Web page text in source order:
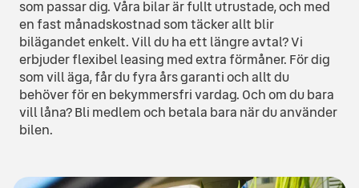
som passar dig. Våra bilar är fullt utrustade, och med
en fast månadskostnad som täcker allt blir
bilägandet enkelt. Vill du ha ett längre avtal? Vi
erbjuder flexibel leasing med extra förmåner. För dig
som vill äga, får du fyra års garanti och allt du
behöver för en bekymmersfri vardag. Och om du bara
vill låna? Bli medlem och betala bara när du använder
bilen.